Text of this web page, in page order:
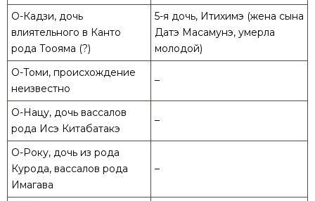
О-Кадзи, дочь
влиятельного в Канто
рода Тоояма (?)
5-я дочь, Итихимэ (жена сына
Датэ Масамунэ, умерла
молодой)
О-Томи, происхождение
неизвестно
–
О-Нацу, дочь вассалов
рода Исэ Китабатакэ
–
О-Року, дочь из рода
Курода, вассалов рода
Имагава
–